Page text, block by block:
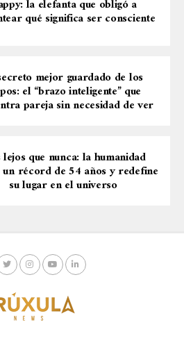
la elefanta que obligó a
qué significa ser consciente
mejor guardado de los
el “brazo inteligente” que
pareja sin necesidad de ver
que nunca: la humanidad
récord de 54 años y redefine
su lugar en el universo